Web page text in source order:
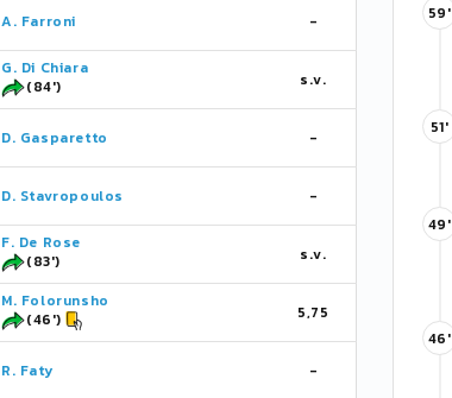
A. Farroni -
G. Di Chiara
(84')
s.v.
D. Gasparetto -
D. Stavropoulos -
F. De Rose
(83')
s.v.
M. Folorunsho
(46')
5,75
R. Faty -
59'
51'
49'
46'